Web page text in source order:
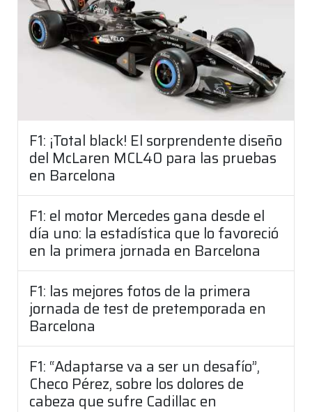
F1: ¡Total black! El sorprendente diseño
del McLaren MCL40 para las pruebas
en Barcelona
F1: el motor Mercedes gana desde el
día uno: la estadística que lo favoreció
en la primera jornada en Barcelona
F1: las mejores fotos de la primera
jornada de test de pretemporada en
Barcelona
F1: “Adaptarse va a ser un desafío”,
Checo Pérez, sobre los dolores de
cabeza que sufre Cadillac en